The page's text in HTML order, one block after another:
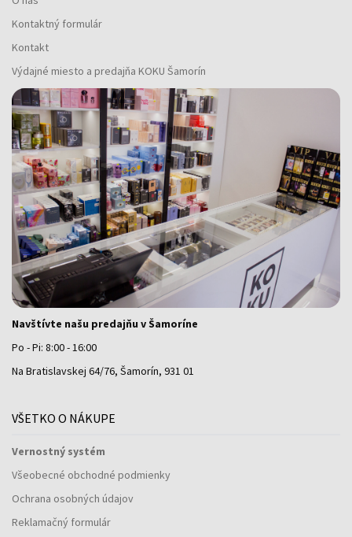
Kontaktný formulár
Kontakt
Výdajné miesto a predajňa KOKU Šamorín
Navštívte našu predajňu v Šamoríne
Po - Pi: 8:00 - 16:00
Na Bratislavskej 64/76, Šamorín, 931 01
VŠETKO O NÁKUPE
Vernostný systém
Všeobecné obchodné podmienky
Ochrana osobných údajov
Reklamačný formulár